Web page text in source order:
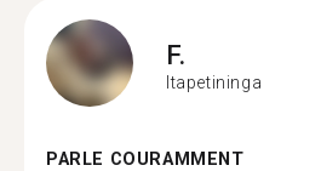
F.
Itapetininga
PARLE COURAMMENT